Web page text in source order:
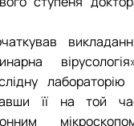
лабораторію
її на той